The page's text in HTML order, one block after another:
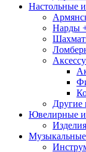
Настольные
Нарды
Другие
Ювелирные